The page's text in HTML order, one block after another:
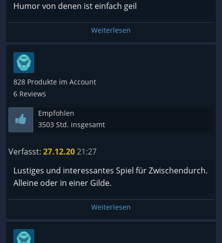
Humor von denen ist einfach geil
Weiterlesen
828 Produkte im Account
6 Reviews
Empfohlen
3503 Std. insgesamt
Verfasst: 27.12.2021:27
Lustiges und interessantes Spiel für Zwischendurch.
Alleine oder in einer Gilde.
Weiterlesen